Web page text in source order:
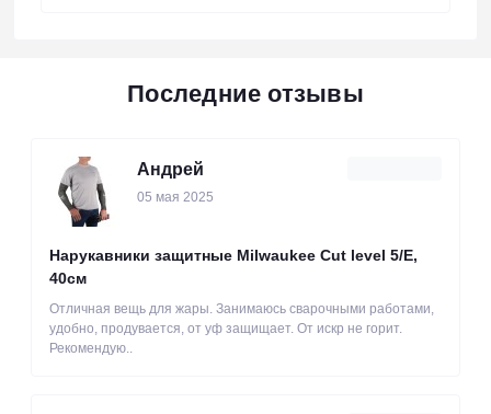
Последние отзывы
Андрей
05 мая 2025
Нарукавники защитные Milwaukee Cut level 5/Е,
40см
Отличная вещь для жары. Занимаюсь сварочными работами,
удобно, продувается, от уф защищает. От искр не горит.
Рекомендую..